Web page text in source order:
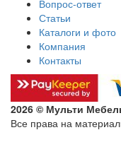
Вопрос-ответ
Статьи
Каталоги и фото
Компания
Контакты
2026 © Мульти
Все права на